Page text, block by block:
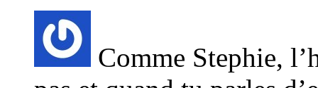
Comme Stephie,